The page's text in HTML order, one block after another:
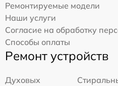
Ремонтируемые модели
Наши услуги
Согласие на обработку
Способы оплаты
Ремонт устройств
Духовых